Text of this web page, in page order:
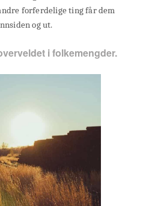
forferdelige ting får dem
og ut.
i folkemengder.